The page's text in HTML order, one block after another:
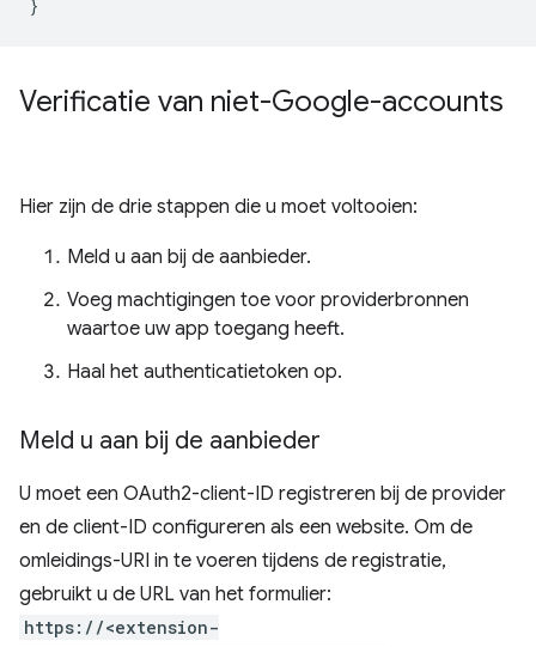
}
Verificatie van niet-Google-accounts
Hier zijn de drie stappen die u moet voltooien:
Meld u aan bij de aanbieder.
Voeg machtigingen toe voor providerbronnen
waartoe uw app toegang heeft.
Haal het authenticatietoken op.
Meld u aan bij de aanbieder
U moet een OAuth2-client-ID registreren bij de provider
en de client-ID configureren als een website. Om de
omleidings-URI in te voeren tijdens de registratie,
gebruikt u de URL van het formulier:
https://<extension-